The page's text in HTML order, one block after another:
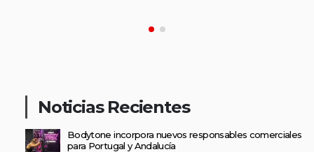
Noticias Recientes
Bodytone incorpora nuevos responsables comerciales
para Portugal y Andalucía